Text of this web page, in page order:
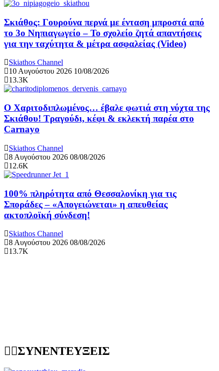
Σκιάθος: Γουρούνα περνά με ένταση μπροστά από
το 3ο Νηπιαγωγείο – Το σχολείο ζητά απαντήσεις
για την ταχύτητα & μέτρα ασφαλείας (Video)
Skiathos Channel
10 Αυγούστου 2026 10/08/2026
13.3K
Ο Χαριτοδιπλωμένος… έβαλε φωτιά στη νύχτα της
Σκιάθου! Τραγούδι, κέφι & εκλεκτή παρέα στο
Carnayo
Skiathos Channel
8 Αυγούστου 2026 08/08/2026
12.6K
100% πληρότητα από Θεσσαλονίκη για τις
Σποράδες – «Απογειώνεται» η απευθείας
ακτοπλοϊκή σύνδεση!
Skiathos Channel
8 Αυγούστου 2026 08/08/2026
13.7K
ΣΥΝΕΝΤΕΥΞΕΙΣ